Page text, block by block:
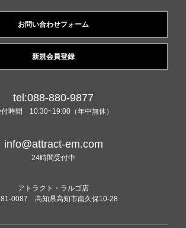
お問い合わせフォーム
新規会員登録
tel:088-880-9877
付時間 10:30~19:00（年中無休）
info@attract-em.com
24時間受付中
アトラクト・ラルゴ店
0087 高知県高知市南久保10-28